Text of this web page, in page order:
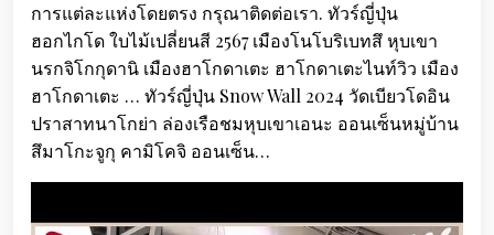
การแต่ละแห่งโดยตรง กรุณาติดต่อเรา. ทัวร์ญี่ปุ่น
ฮอกไกโด ใบไม้เปลี่ยนสี 2567 เมืองโนโบริเบทสึ หุบเขา
นรกจิโกกุดานิ เมืองฮาโกดาเตะ ฮาโกดาเตะไนท์วิว เมือง
ฮาโกดาเตะ … ทัวร์ญี่ปุ่น Snow Wall 2024 วัดเบียวโดอิน
ปราสาทนาโกย่า ล่องเรือชมหุบเขาเอนะ ออนเซ็นหมู่บ้าน
สึมาโกะจูกุ คามิโคจิ ออนเซ็น…